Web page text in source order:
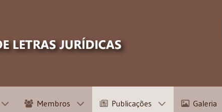
Membros Publicações Galeria